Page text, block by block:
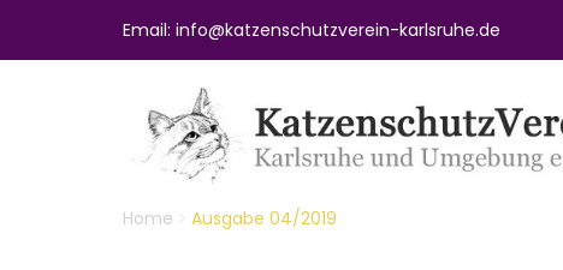
Email: info@katzenschutzverein-karlsruhe.de
Home Ausgabe 04/2019